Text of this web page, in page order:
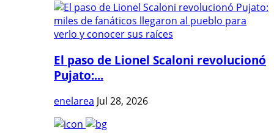
El paso de Lionel Scaloni revolucionó
Pujato:...
enelarea Jul 28, 2026